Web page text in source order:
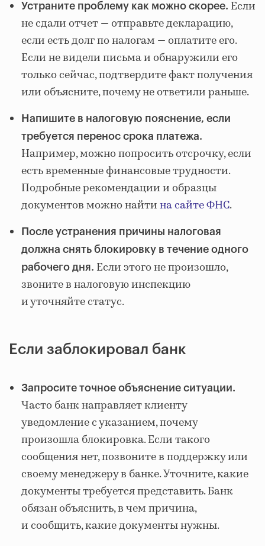
Устраните проблему как можно скорее. Если
не сдали отчет — отправьте декларацию,
если есть долг по налогам — оплатите его.
Если не видели письма и обнаружили его
только сейчас, подтвердите факт получения
или объясните, почему не ответили раньше.
Напишите в налоговую пояснение, если
требуется перенос срока платежа.
Например, можно попросить отсрочку, если
есть временные финансовые трудности.
Подробные рекомендации и образцы
документов можно найтина сайте ФНС.
После устранения причины налоговая
должна снять блокировку в течение одного
рабочего дня. Если этого не произошло,
звоните в налоговую инспекцию
и уточняйте статус.
Если заблокировал банк
Запросите точное объяснение ситуации.
Часто банк направляет клиенту
уведомление с указанием, почему
произошла блокировка. Если такого
сообщения нет, позвоните в поддержку или
своему менеджеру в банке. Уточните, какие
документы требуется представить. Банк
обязан объяснить, в чем причина,
и сообщить, какие документы нужны.